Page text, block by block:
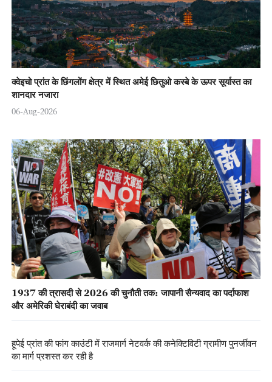
क्वेइचो प्रांत के छिंगलोंग क्षेत्र में स्थित अमेई छितुओ कस्बे के ऊपर सूर्यास्त का
शानदार नजारा
06-Aug-2026
1937 की त्रासदी से 2026 की चुनौती तक: जापानी सैन्यवाद का पर्दाफाश
और अमेरिकी घेराबंदी का जवाब
हूपेई प्रांत की फांग काउंटी में राजमार्ग नेटवर्क की कनेक्टिविटी ग्रामीण पुनर्जीवन
का मार्ग प्रशस्त कर रही है